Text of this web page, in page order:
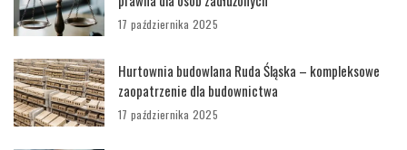
17 października 2025
Hurtownia budowlana Ruda Śląska – kompleksowe
zaopatrzenie dla budownictwa
17 października 2025